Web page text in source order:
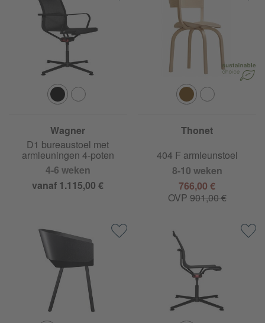
Wagner
D1 bureaustoel met
armleuningen 4-poten
4-6 weken
vanaf 1.115,00 €
Thonet
404 F armleunstoel
8-10 weken
766,00 €
OVP 901,00 €